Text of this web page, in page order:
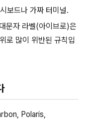
보드나 가짜 터미널.
문자 라벨(아이브로)은
로 많이 위반된 규칙입
Polaris,